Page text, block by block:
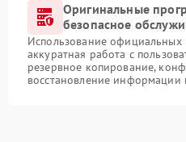
Оригинальные
безопасное
Использование
аккуратная работа с
резервное копирование,
восстановление информации